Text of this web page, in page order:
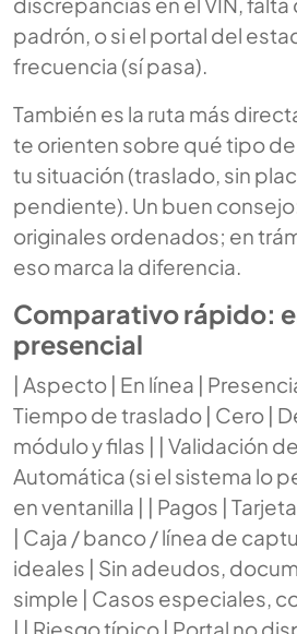
padrón, o si el portal del
frecuencia (sí pasa).
También es la ruta más
te orienten sobre qué tipo
tu situación (traslado, sin
pendiente). Un buen
originales ordenados; en
eso marca la diferencia.
Comparativo rápido:
presencial
| Aspecto | En línea |
Tiempo de traslado | Cero |
módulo y filas | | Validación
Automática (si el sistema lo
en ventanilla | | Pagos |
| Caja / banco / línea de
ideales | Sin adeudos,
simple | Casos especiales,
| | Riesgo típico | Portal no